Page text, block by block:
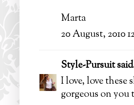
Marta
20 August, 2010
Style-Pursuit
I love, love these
gorgeous on you